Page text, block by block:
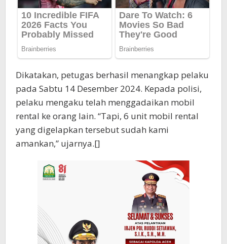
Dikatakan, petugas berhasil menangkap pelaku
pada Sabtu 14 Desember 2024. Kepada polisi,
pelaku mengaku telah menggadaikan mobil
rental ke orang lain. “Tapi, 6 unit mobil rental
yang digelapkan tersebut sudah kami
amankan,” ujarnya.[]